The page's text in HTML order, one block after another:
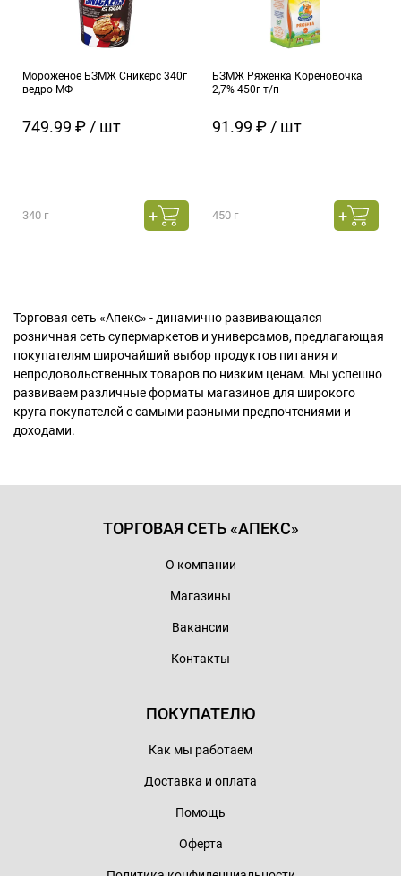
Мороженое БЗМЖ Сникерс 340г
ведро МФ
749.99 ₽ / шт
340 г
БЗМЖ Ряженка Кореновочка
2,7% 450г т/п
91.99 ₽ / шт
450 г
Торговая сеть «Апекс» - динамично развивающаяся
розничная сеть супермаркетов и универсамов, предлагающая
покупателям широчайший выбор продуктов питания и
непродовольственных товаров по низким ценам. Мы успешно
развиваем различные форматы магазинов для широкого
круга покупателей с самыми разными предпочтениями и
доходами.
ТОРГОВАЯ СЕТЬ «АПЕКС»
О компании
Магазины
Вакансии
Контакты
ПОКУПАТЕЛЮ
Как мы работаем
Доставка и оплата
Помощь
Оферта